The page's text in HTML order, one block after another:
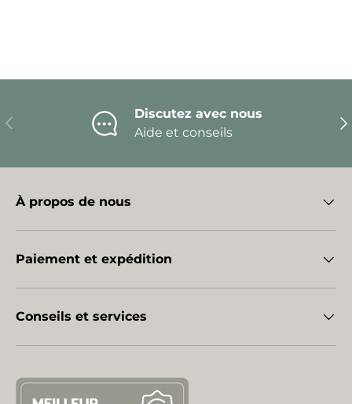
Précédent
Discutez avec nous
Aide et conseils
À propos de nous
Paiement et expédition
Conseils et services